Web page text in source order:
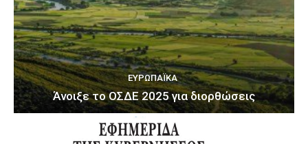
ΕΥΡΩΠΑΪΚΆ
Άνοιξε το ΟΣΔΕ 2025 για διορθώσεις